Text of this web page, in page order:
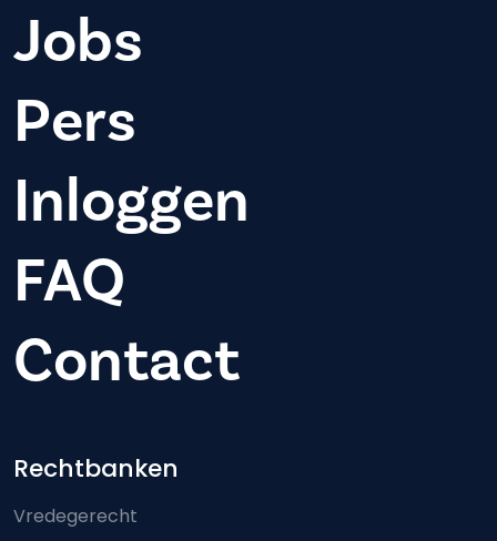
Jobs
Pers
Inloggen
FAQ
Contact
Footer-menu
Rechtbanken
Vredegerecht